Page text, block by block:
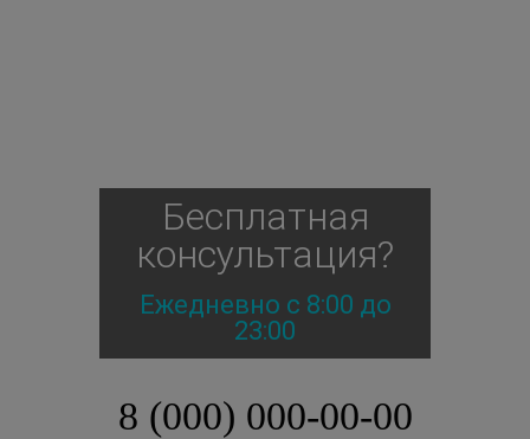
Бесплатная
консультация?
Ежедневно с 8:00 до
23:00
8 (000) 000-00-00